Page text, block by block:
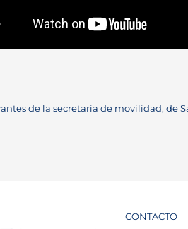
CONTACTO